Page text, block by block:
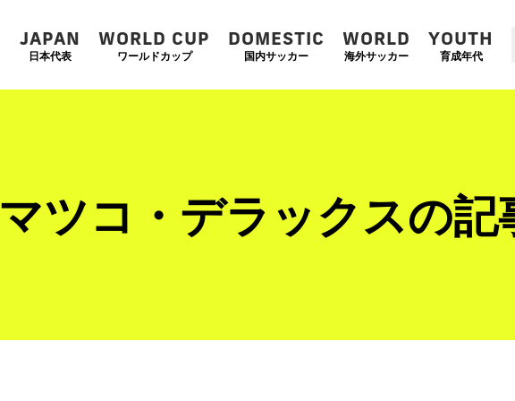
JAPAN
日本代表
WORLD CUP
ワールドカップ
DOMESTIC
国内サッカー
WORLD
海外サッカー
YOUTH
育成年代
マツコ・デラックスの記